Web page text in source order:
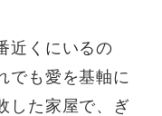
近くにいるの
でも愛を基軸に
した家屋で、ぎ